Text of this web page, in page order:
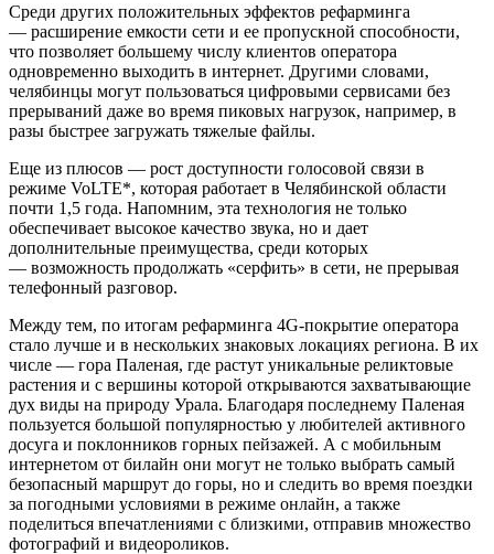
Среди других положительных эффектов рефарминга
— расширение емкости сети и ее пропускной способности,
что позволяет большему числу клиентов оператора
одновременно выходить в интернет. Другими словами,
челябинцы могут пользоваться цифровыми сервисами без
прерываний даже во время пиковых нагрузок, например, в
разы быстрее загружать тяжелые файлы.
Еще из плюсов — рост доступности голосовой связи в
режиме VoLTE*, которая работает в Челябинской области
почти 1,5 года. Напомним, эта технология не только
обеспечивает высокое качество звука, но и дает
дополнительные преимущества, среди которых
— возможность продолжать «серфить» в сети, не прерывая
телефонный разговор.
Между тем, по итогам рефарминга 4G-покрытие оператора
стало лучше и в нескольких знаковых локациях региона. В их
числе — гора Паленая, где растут уникальные реликтовые
растения и с вершины которой открываются захватывающие
дух виды на природу Урала. Благодаря последнему Паленая
пользуется большой популярностью у любителей активного
досуга и поклонников горных пейзажей. А с мобильным
интернетом от билайн они могут не только выбрать самый
безопасный маршрут до горы, но и следить во время поездки
за погодными условиями в режиме онлайн, а также
поделиться впечатлениями с близкими, отправив множество
фотографий и видеороликов.